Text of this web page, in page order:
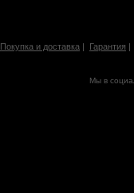
Покупка и доставка | Гарантия
Мы в